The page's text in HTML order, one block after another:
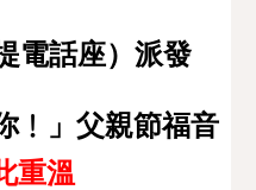
電話座）派發
﹗」父親節福音
重溫